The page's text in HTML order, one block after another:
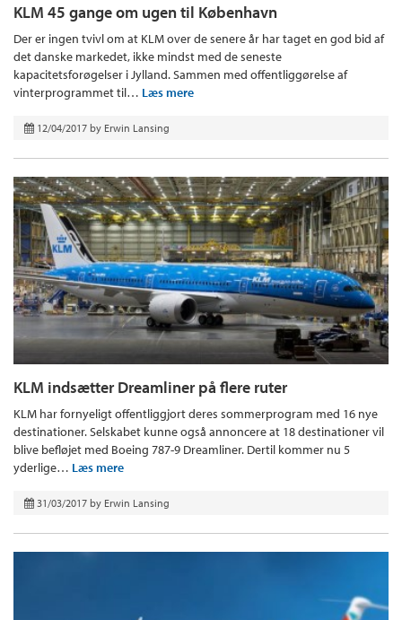
KLM 45 gange om ugen til København
Der er ingen tvivl om at KLM over de senere år har taget en god bid af
det danske markedet, ikke mindst med de seneste
kapacitetsforøgelser i Jylland. Sammen med offentliggørelse af
vinterprogrammet til… Læs mere
12/04/2017 by Erwin Lansing
KLM indsætter Dreamliner på flere ruter
KLM har fornyeligt offentliggjort deres sommerprogram med 16 nye
destinationer. Selskabet kunne også annoncere at 18 destinationer vil
blive befløjet med Boeing 787-9 Dreamliner. Dertil kommer nu 5
yderlige… Læs mere
31/03/2017 by Erwin Lansing